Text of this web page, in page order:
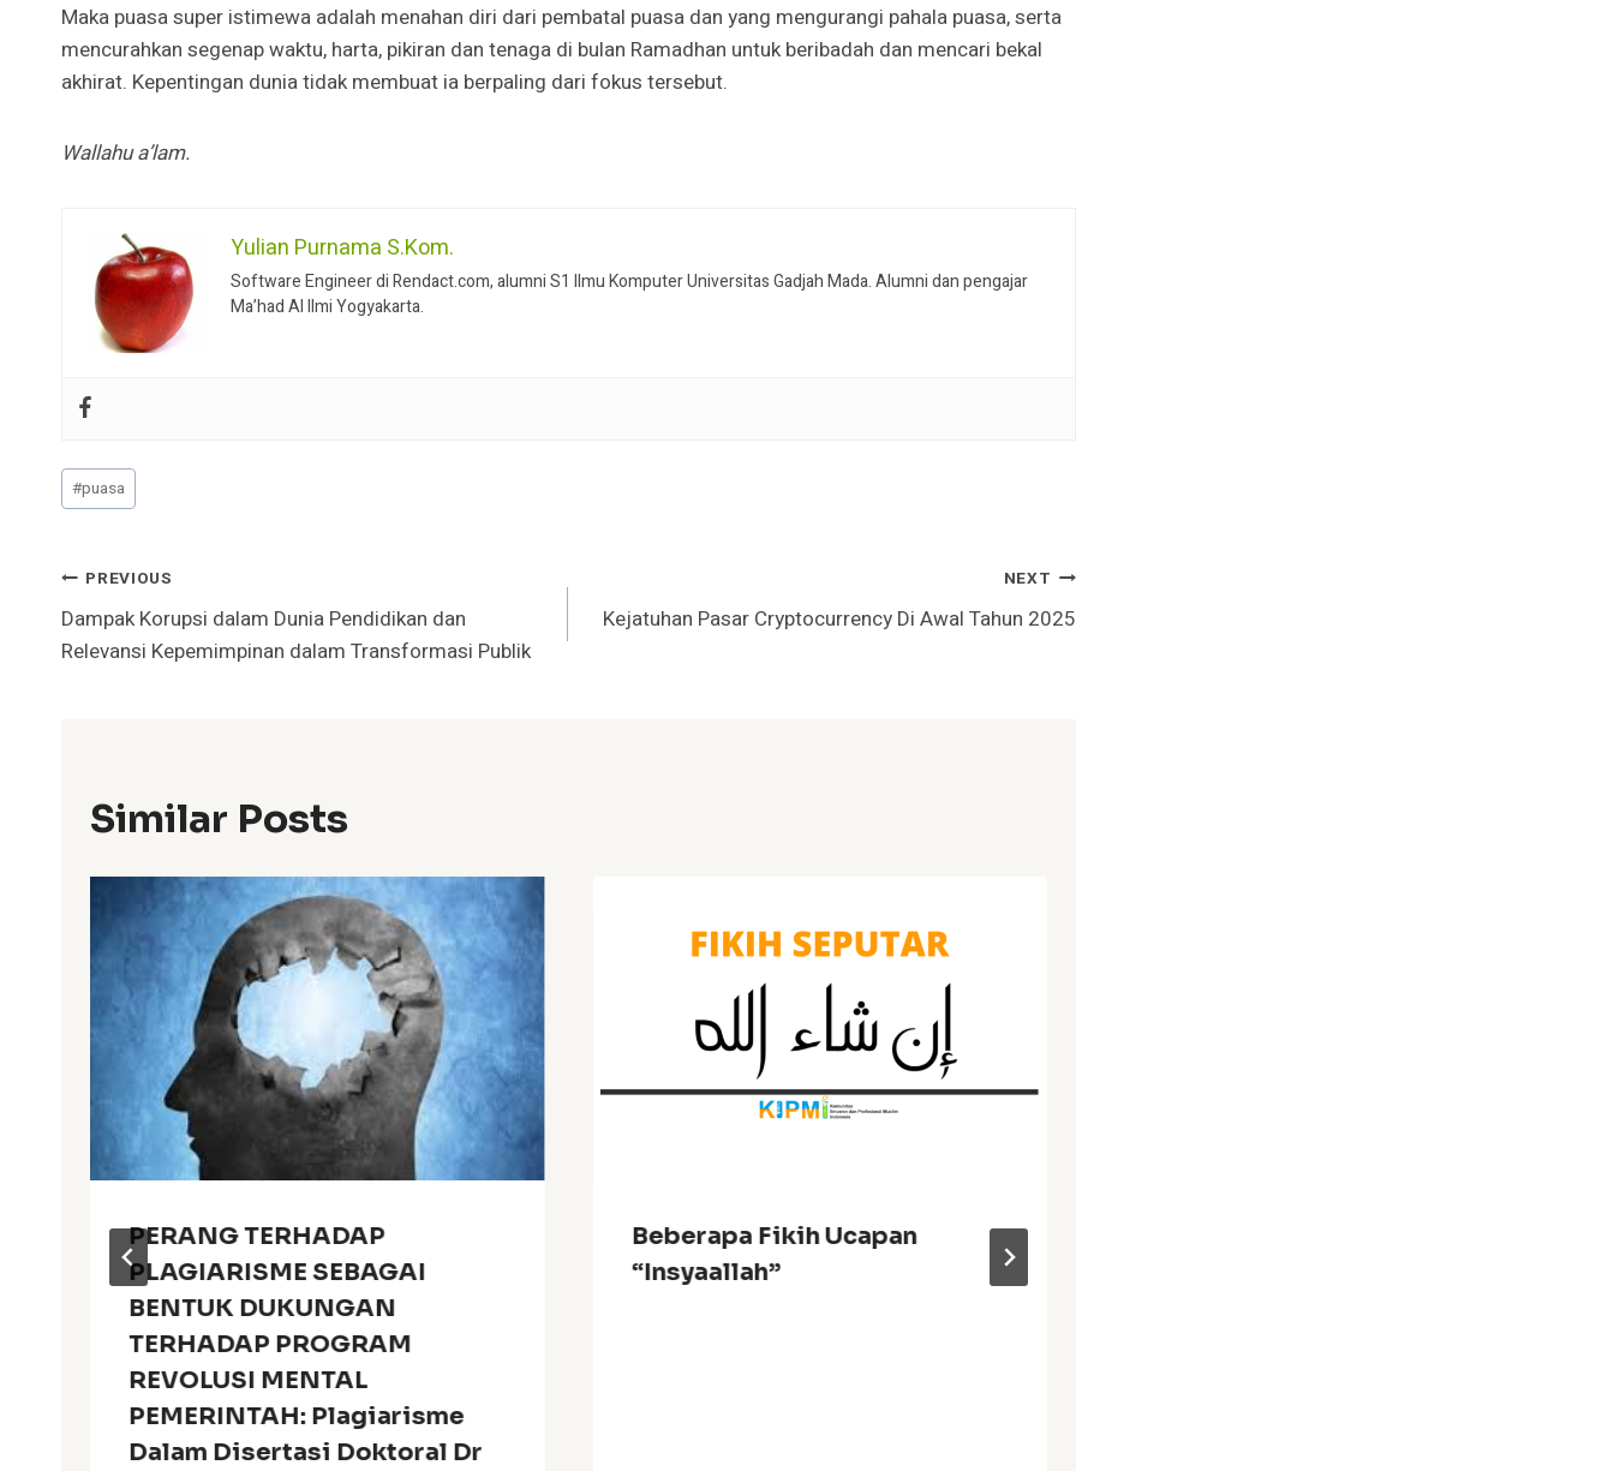
Maka puasa super istimewa adalah menahan diri dari pembatal puasa dan yang mengurangi pahala puasa, serta
mencurahkan segenap waktu, harta, pikiran dan tenaga di bulan Ramadhan untuk beribadah dan mencari bekal
akhirat. Kepentingan dunia tidak membuat ia berpaling dari fokus tersebut.
Wallahu a’lam.
Yulian Purnama S.Kom.
Software Engineer di Rendact.com, alumni S1 Ilmu Komputer Universitas Gadjah Mada. Alumni dan pengajar
Ma’had Al Ilmi Yogyakarta.
Post
Tags:
#puasa
Navigasi
Pos
PREVIOUS
Dampak Korupsi dalam Dunia Pendidikan dan
Relevansi Kepemimpinan dalam Transformasi Publik
NEXT
Kejatuhan Pasar Cryptocurrency Di Awal Tahun 2025
Similar Posts
PERANG TERHADAP
PLAGIARISME SEBAGAI
BENTUK DUKUNGAN
TERHADAP PROGRAM
REVOLUSI MENTAL
PEMERINTAH: Plagiarisme
Dalam Disertasi Doktoral Dr
Beberapa Fikih Ucapan
“Insyaallah”